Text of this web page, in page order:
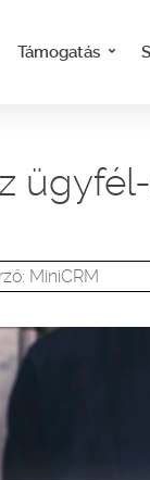
Támogatás
MiniCRM